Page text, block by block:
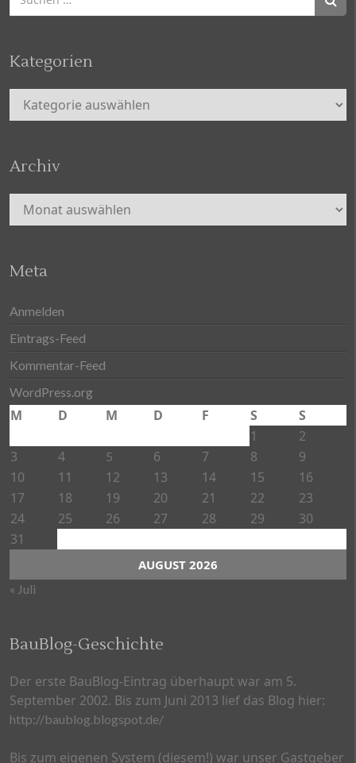
nach:
Kategorien
Kategorien
Archiv
Archiv
Meta
Anmelden
Eintrags-Feed
Kommentar-Feed
WordPress.org
AUGUST 2026
M D M D F S
S
1
2
3
4 5 6 7 8
9
10
11 12 13 14 15
16
17
18 19 20 21 22
23
24
25 26 27 28 29
30
31
« Juli
BauBlog-Geschichte
Der erste BauBlog-Eintrag überhaupt war am 5.
September 2002. Bis zum Juni 2013 lief das Blog hier:
http://baublog.blogspot.de/
Bis zum eigenen System (diesem!) war unser Gastgeber